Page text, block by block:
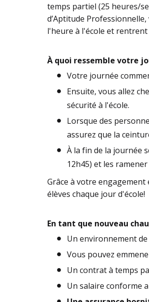
temps partiel (25 heures/
d’Aptitude
l'heure à l'école et
À quoi ressemble votre
Votre journée
Ensuite, vous allez
sécurité à l'école.
Lorsque des
assurez que la
À la fin de la journée
12h45) et les ramener
Grâce à votre
élèves chaque jour d'école!
En tant que nouveau
Un environnement
Vous pouvez
Un contrat à temps
Un salaire conforme